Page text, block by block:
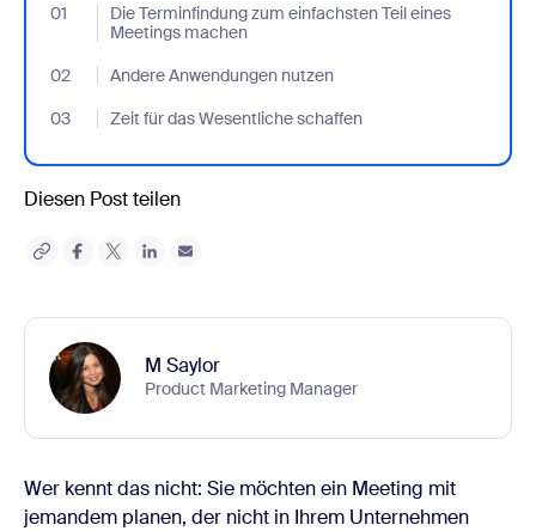
01
Die Terminfindung zum einfachsten Teil eines
Meetings machen
- Jumplink to Die Terminfindung zum einfachsten Teil eines
02 Andere Anwendungen nutzen
- Jumplink to Andere Anwendungen nutzen
03
Zeit für das Wesentliche schaffen
- Jumplink to Zeit für das Wesentliche schaffen
Diesen Post teilen
M Saylor
Product Marketing Manager
Wer kennt das nicht: Sie möchten ein Meeting mit
jemandem planen, der nicht in Ihrem Unternehmen